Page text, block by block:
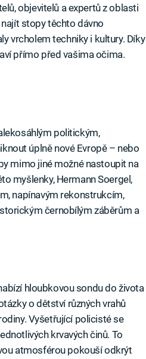
objevitelů a expertů z oblasti
stopy těchto dávno
vrcholem techniky i kultury. Díky
přímo před vašima očima.
politickým,
úplně nové Evropě – nebo
mimo jiné možné nastoupit na
myšlenky, Hermann Soergel,
napínavým rekonstrukcím,
černobílým záběrům a
hloubkovou sondu do života
o dětství různých vrahů
Vyšetřující policisté se
krvavých činů. To
atmosférou pokouší odkrýt